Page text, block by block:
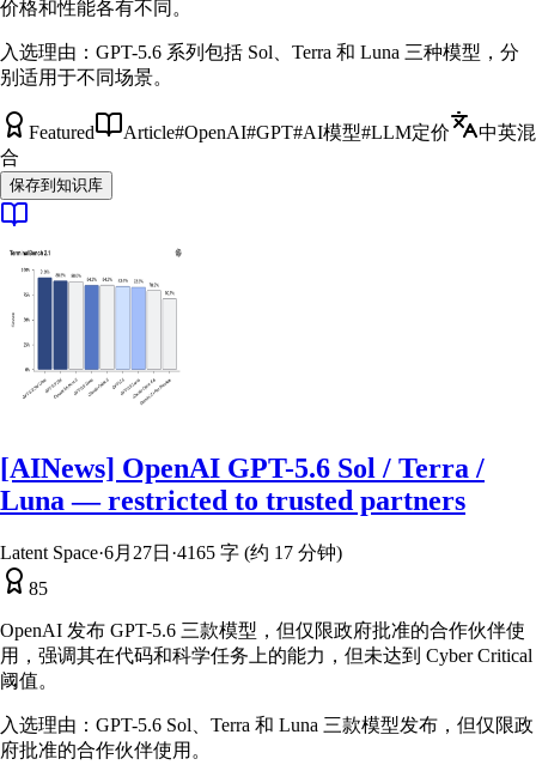
价格和性能各有不同。
入选理由： GPT-5.6 系列包括 Sol、Terra 和 Luna 三种模型，分
别适用于不同场景。
Featured Article#OpenAI#GPT#AI模型#LLM定价
中英混
合
保存到知识库
[AINews] OpenAI GPT-5.6 Sol / Terra /
Luna — restricted to trusted partners
Latent Space·6月27日 ·4165 字 (约 17 分钟)
85
OpenAI 发布 GPT-5.6 三款模型，但仅限政府批准的合作伙伴使
用，强调其在代码和科学任务上的能力，但未达到 Cyber Critical
阈值。
入选理由： GPT-5.6 Sol、Terra 和 Luna 三款模型发布，但仅限政
府批准的合作伙伴使用。